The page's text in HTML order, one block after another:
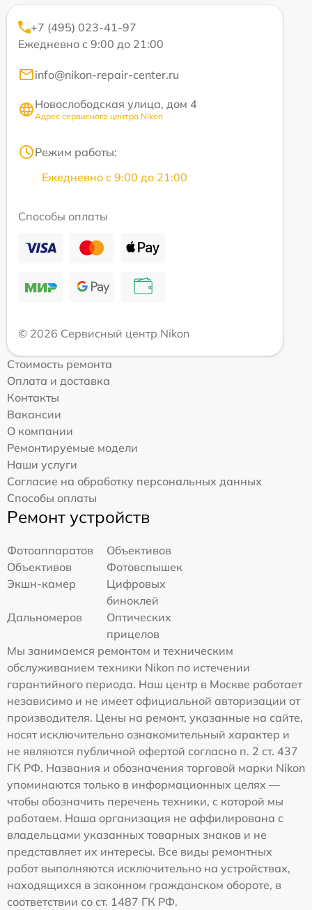
+7 (495) 023-41-97
Ежедневно с 9:00 до 21:00
info@nikon-repair-center.ru
Новослободская улица, дом 4
Адрес сервисного центра Nikon
Режим работы:
Ежедневно с 9:00 до 21:00
Способы оплаты
© 2026 Сервисный центр Nikon
Стоимость ремонта
Оплата и доставка
Контакты
Вакансии
О компании
Ремонтируемые модели
Наши услуги
Согласие на обработку персональных данных
Способы оплаты
Ремонт устройств
Фотоаппаратов
Объективов
Объективов
Фотовспышек
Экшн-камер
Цифровых
биноклей
Дальномеров
Оптических
прицелов
Мы занимаемся ремонтом и техническим
обслуживанием техники Nikon по истечении
гарантийного периода. Наш центр в Москве работает
независимо и не имеет официальной авторизации от
производителя. Цены на ремонт, указанные на сайте,
носят исключительно ознакомительный характер и
не являются публичной офертой согласно п. 2 ст. 437
ГК РФ. Названия и обозначения торговой марки Nikon
упоминаются только в информационных целях —
чтобы обозначить перечень техники, с которой мы
работаем. Наша организация не аффилирована с
владельцами указанных товарных знаков и не
представляет их интересы. Все виды ремонтных
работ выполняются исключительно на устройствах,
находящихся в законном гражданском обороте, в
соответствии со ст. 1487 ГК РФ.